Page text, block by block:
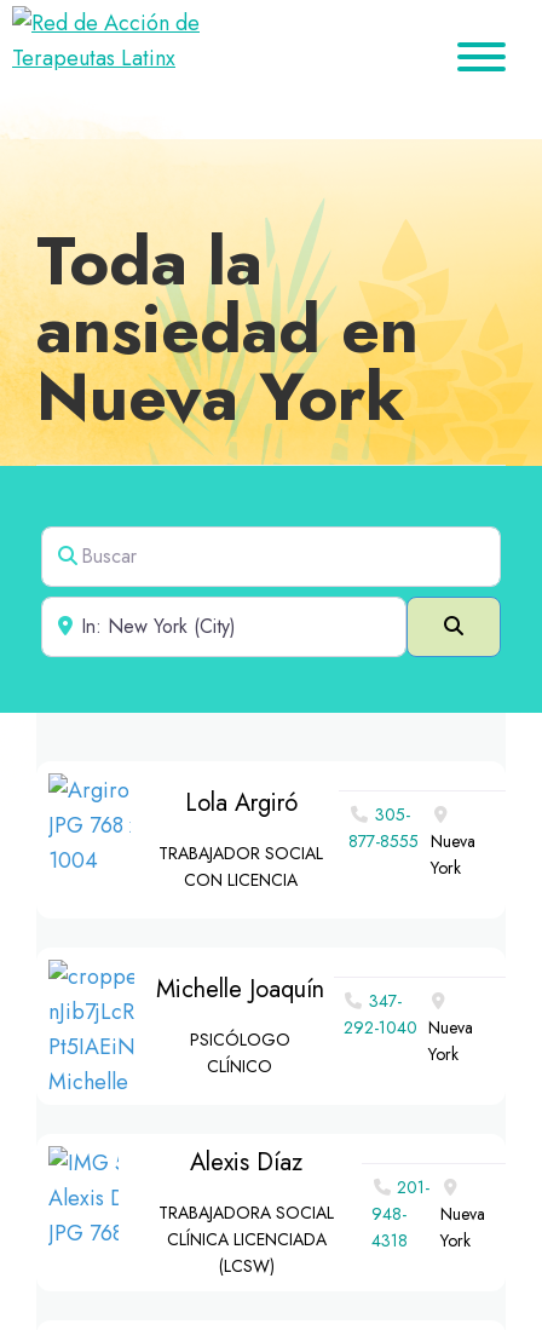
Saltar
navegación
Ir
al
Saltar
al
Acción
Toda la
ansiedad en
Nueva York
Buscar
Cerca de
Buscar
Lola Argiró
TRABAJADOR SOCIAL
CON LICENCIA
305-
877-8555 Nueva
York
Michelle Joaquín
PSICÓLOGO
CLÍNICO
347-
292-1040 Nueva
York
Alexis Díaz
TRABAJADORA SOCIAL
CLÍNICA LICENCIADA
(LCSW)
201-
948-
4318
Nueva
York